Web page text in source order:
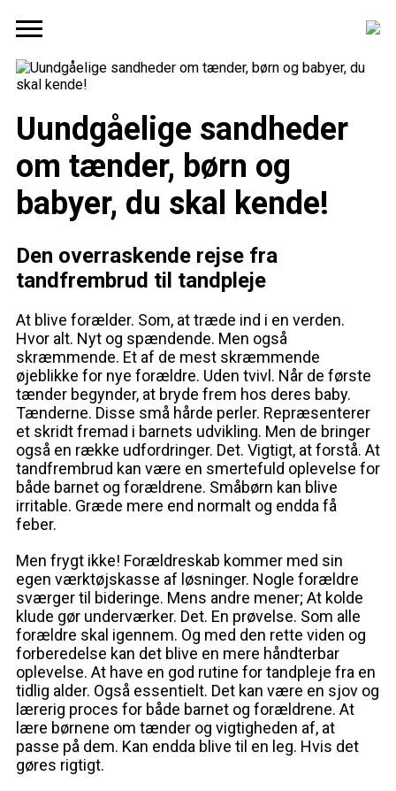
Uundgåelige sandheder
om tænder, børn og
babyer, du skal kende!
Den overraskende rejse fra
tandfrembrud til tandpleje
At blive forælder. Som, at træde ind i en verden.
Hvor alt. Nyt og spændende. Men også
skræmmende. Et af de mest skræmmende
øjeblikke for nye forældre. Uden tvivl. Når de første
tænder begynder, at bryde frem hos deres baby.
Tænderne. Disse små hårde perler. Repræsenterer
et skridt fremad i barnets udvikling. Men de bringer
også en række udfordringer. Det. Vigtigt, at forstå. At
tandfrembrud kan være en smertefuld oplevelse for
både barnet og forældrene. Småbørn kan blive
irritable. Græde mere end normalt og endda få
feber.
Men frygt ikke! Forældreskab kommer med sin
egen værktøjskasse af løsninger. Nogle forældre
sværger til bideringe. Mens andre mener; At kolde
klude gør underværker. Det. En prøvelse. Som alle
forældre skal igennem. Og med den rette viden og
forberedelse kan det blive en mere håndterbar
oplevelse. At have en god rutine for tandpleje fra en
tidlig alder. Også essentielt. Det kan være en sjov og
lærerig proces for både barnet og forældrene. At
lære børnene om tænder og vigtigheden af, at
passe på dem. Kan endda blive til en leg. Hvis det
gøres rigtigt.